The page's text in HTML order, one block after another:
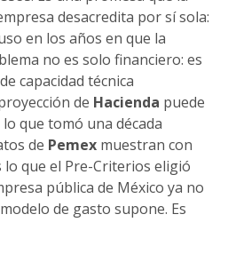
desacredita por sí sola:
en los años en que la
no es solo financiero: es
capacidad técnica
de Hacienda puede
que tomó una década
de Pemex muestran con
lo que el Pre-Criterios eligió
pública de México ya no
de gasto supone. Es